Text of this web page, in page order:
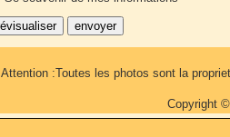
Attention :Toutes les photos sont la
Copyright